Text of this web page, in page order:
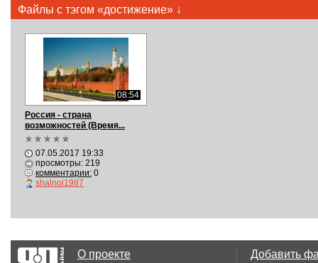
Файлы с тэгом «достижение» ↓
08:54
Россия - страна
возможностей (Время...
07.05.2017 19:33
просмотры: 219
комментарии:0
shalnoi1987
О проекте
Добавить